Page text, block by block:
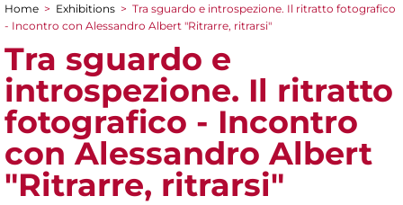
You are here
Home > Exhibitions > Tra sguardo e introspezione. Il ritratto fotografico
- Incontro con Alessandro Albert "Ritrarre, ritrarsi"
Tra sguardo e
introspezione. Il ritratto
fotografico - Incontro
con Alessandro Albert
"Ritrarre, ritrarsi"